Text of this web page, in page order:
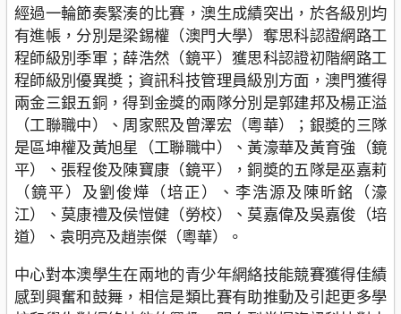
經過一輪節奏緊湊的比賽，澳生成績突出，於各級別均
有進帳，分別是梁錫權（澳門大學）奪思科認證網路工
程師級別季軍；薛浩然（鏡平）獲思科認證初階網路工
程師級別優異奬；資訊科技管理員級別方面，澳門獲得
兩金三銀五銅，得到金獎的兩隊分別是郭建邦及楊正溢
（工聯職中）、周家熙及曾澤宏（粵華）；銀奬的三隊
是區坤權及黃旭星（工聯職中）、黃濠華及黃育強（鏡
平）、張程俊及陳寶康（鏡平），銅奬的五隊是巫嘉莉
（鏡平）及劉俊燁（培正）、李浩源及陳昕銘（濠
江）、莫康禮及侯愷健（勞校）、莫嘉偉及吳嘉俊（培
道）、袁明亮及趙崇傑（粵華）。
中心對本澳學生在兩地的青少年網絡技能競賽獲得佳績
感到興奮和鼓舞，相信是類比賽有助推動及引起更多學